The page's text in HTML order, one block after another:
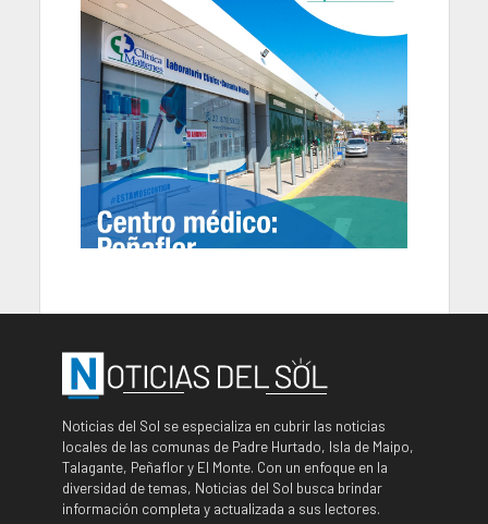
Noticias del Sol se especializa en cubrir las noticias
locales de las comunas de Padre Hurtado, Isla de Maipo,
Talagante, Peñaflor y El Monte. Con un enfoque en la
diversidad de temas, Noticias del Sol busca brindar
información completa y actualizada a sus lectores.